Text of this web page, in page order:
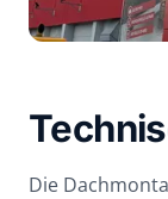
Die